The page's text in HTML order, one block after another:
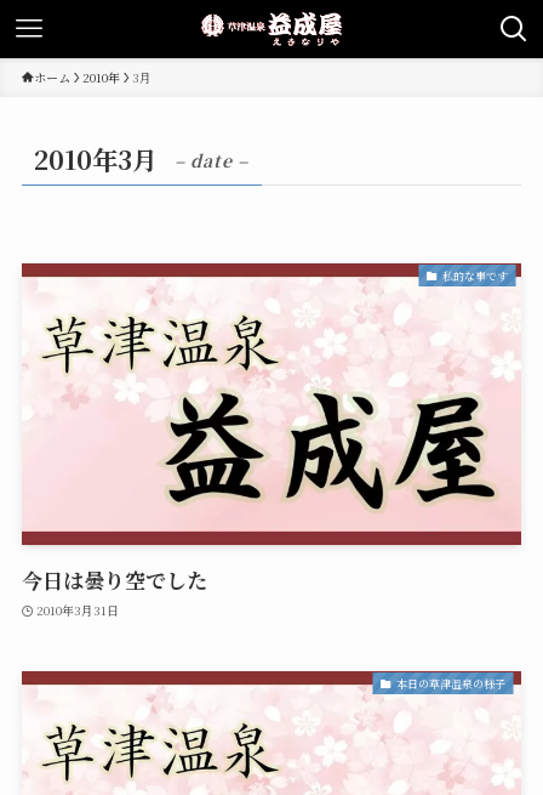
ホーム 2010年 3月
2010年3月 – date –
私的な事です
今日は曇り空でした
2010年3月31日
本日の草津温泉の様子